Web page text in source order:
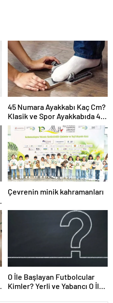
45 Numara Ayakkabı Kaç Cm?
Klasik ve Spor Ayakkabıda 45
Numara Ayak Kaç Cm Olur?
Çevrenin minik kahramanları
O İle Başlayan Futbolcular
Kimler? Yerli ve Yabancı O İle